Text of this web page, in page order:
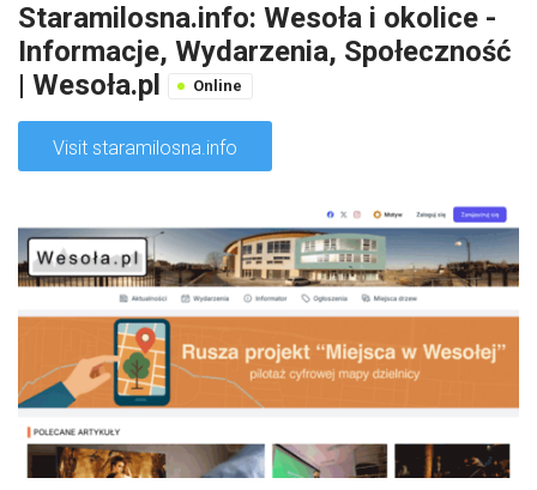
Staramilosna.info: Wesoła i okolice -
Informacje, Wydarzenia, Społeczność
| Wesoła.pl
Online
Visit staramilosna.info